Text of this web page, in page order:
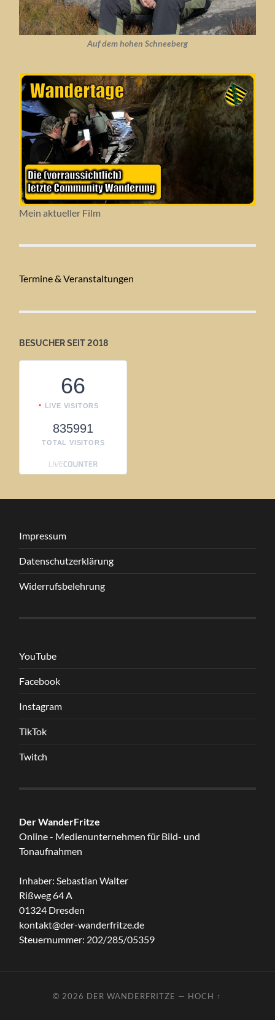
Auf dem hohen Schneeberg
Mein aktueller Film
Termine & Veranstaltungen
BESUCHER SEIT 2018
66
LIVE VISITORS
835991
TOTAL VISITORS
Impressum
Datenschutzerklärung
Widerrufsbelehrung
YouTube
Facebook
Instagram
TikTok
Twitch
Der WanderFritze
Online - Medienunternehmen für Bild- und
Tonaufnahmen
Inhaber: Sebastian Walter
Rißweg 64 A
01324 Dresden
kontakt@der-wanderfritze.de
Steuernummer: 202/285/05359
© 2026 DER WANDERFRITZE — HOCH ↑